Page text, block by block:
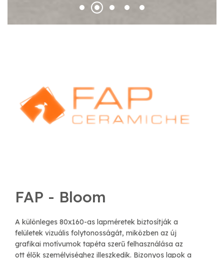
FAP - Bloom
A különleges 80x160-as lapméretek biztosítják a
felületek vizuális folytonosságát, miközben az új
grafikai motívumok tapéta szerű felhasználása az
ott élők személyiséghez illeszkedik. Bizonyos lapok a